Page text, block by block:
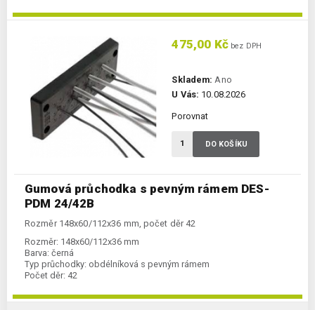
Gumová průchodka s pevným rámem DES-
PDM 24/42B
Rozměr 148x60/112x36 mm, počet děr 42
Rozměr: 148x60/112x36 mm
Barva: černá
Typ průchodky: obdélníková s pevným rámem
Počet děr: 42
475,00 Kč bez DPH
Skladem: Ano
U Vás: 10.08.2026
Porovnat
DO KOŠÍKU